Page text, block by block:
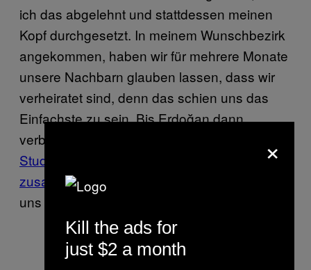
ich das abgelehnt und stattdessen meinen
Kopf durchgesetzt. In meinem Wunschbezirk
angekommen, haben wir für mehrere Monate
unsere Nachbarn glauben lassen, dass wir
verheiratet sind, denn das schien uns das
Einfachste zu sein. Bis Erdoğan dann
verbieten wollte, dass
Studenten und Studentinnen
zusammenwohnen
uns ziemlich stressige Zeiten.
×
Kill the ads for
just $2 a month